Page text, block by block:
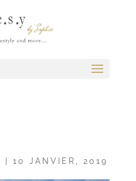
10 JANVIER, 2019